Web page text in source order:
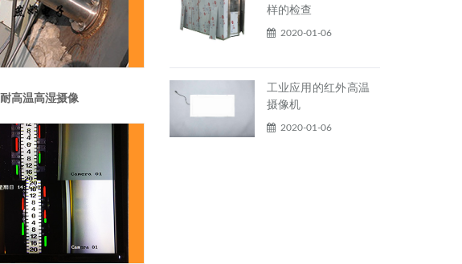
耐高温高湿摄像
样的检查
2020-01-06
工业应用的红外高温
摄像机
2020-01-06